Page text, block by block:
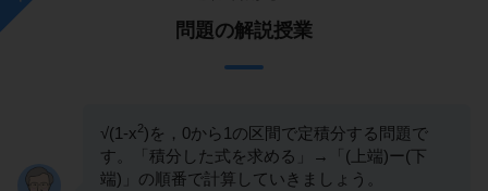
問題の解説授業
√(1-x2)を，0から1の区間で定積分する問題で
す。「積分した式を求める」→「(上端)ー(下
端)」の順番で計算していきましょう。